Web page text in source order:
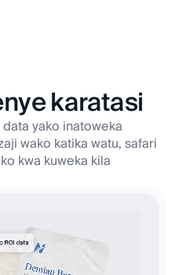
karatasi
yako inatoweka
wako katikawatu, safari
kwa kuweka kila